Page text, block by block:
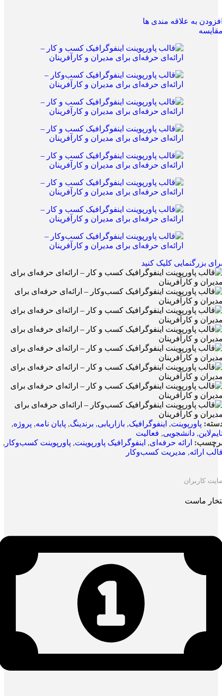
به علاقه مندی ها
بزرگنمایی کلیک کنید
پاورپوینت, اینفوگرافیک, بازاریابی, برندینگ, پایان نامه, پروژه,
, دانشجویی, فعالیت
ارائه حرفه‌ای, اینفوگرافیک پاورپوینت, پاورپوینت کسب‌وکار ,
ارائه, مدیریت کسب‌وکار
کاربران
ماست